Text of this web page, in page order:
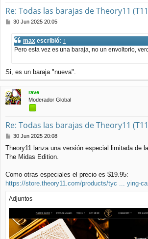
Re: Todas las barajas de Theory11
M
30 Jun 2025 20:05
max escribió: ↑
Pero esta vez es una baraja, no un envoltorio,
Si, es un baraja "nueva".
rave
Moderador Global
Re: Todas las barajas de Theory11
M
n
s
j
30 Jun 2025 20:08
Theory11 lanza una versión especial limitada de
The Midas Edition.
Como otras especiales el precio es $19.95:
https://store.theory11.com/products/tyc ... ying-
Adjuntos